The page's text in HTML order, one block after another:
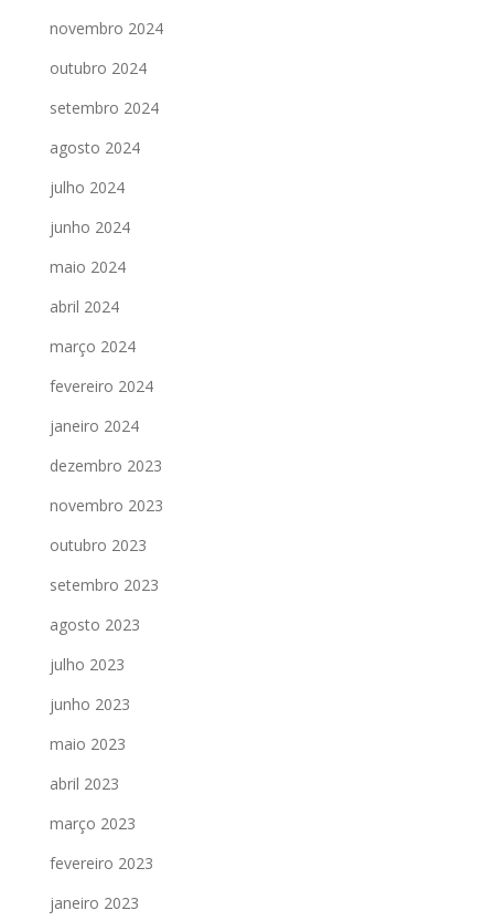
novembro 2024
outubro 2024
setembro 2024
agosto 2024
julho 2024
junho 2024
maio 2024
abril 2024
março 2024
fevereiro 2024
janeiro 2024
dezembro 2023
novembro 2023
outubro 2023
setembro 2023
agosto 2023
julho 2023
junho 2023
maio 2023
abril 2023
março 2023
fevereiro 2023
janeiro 2023